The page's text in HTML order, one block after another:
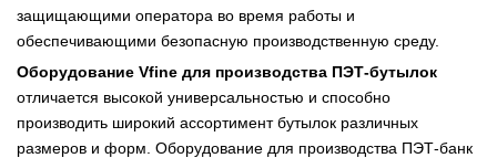
защищающими оператора во время работы и
обеспечивающими безопасную производственную среду.
Оборудование Vfine для производства ПЭТ-бутылок
отличается высокой универсальностью и способно
производить широкий ассортимент бутылок различных
размеров и форм. Оборудование для производства ПЭТ-банк